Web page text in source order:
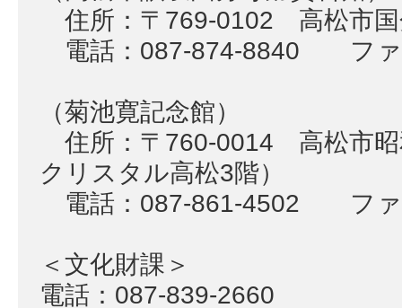
住所：〒769-0102 高松市国
電話：087-874-8840 フ
（菊池寛記念館）
住所：〒760-0014 高松市昭
クリスタル高松3階）
電話：087-861-4502 フ
＜文化財課＞
電話：087-839-2660